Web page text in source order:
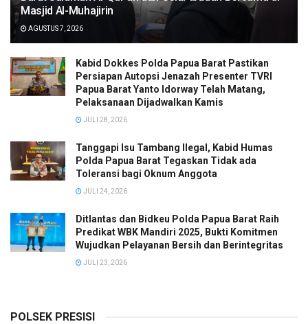
Masjid Al-Muhajirin
AGUSTUS 7, 2026
Kabid Dokkes Polda Papua Barat Pastikan
Persiapan Autopsi Jenazah Presenter TVRI
Papua Barat Yanto Idorway Telah Matang,
Pelaksanaan Dijadwalkan Kamis
JULI 28, 2026
Tanggapi Isu Tambang Ilegal, Kabid Humas
Polda Papua Barat Tegaskan Tidak ada
Toleransi bagi Oknum Anggota
JULI 24, 2026
Ditlantas dan Bidkeu Polda Papua Barat Raih
Predikat WBK Mandiri 2025, Bukti Komitmen
Wujudkan Pelayanan Bersih dan Berintegritas
JULI 23, 2026
POLSEK PRESISI